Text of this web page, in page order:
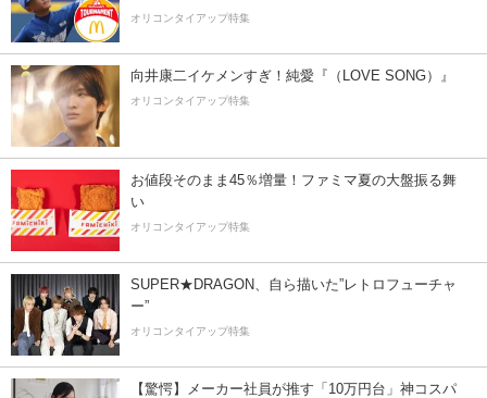
オリコンタイアップ特集
向井康二イケメンすぎ！純愛『（LOVE SONG）』
オリコンタイアップ特集
お値段そのまま45％増量！ファミマ夏の大盤振る舞
い
オリコンタイアップ特集
SUPER★DRAGON、自ら描いた”レトロフューチャ
ー”
オリコンタイアップ特集
【驚愕】メーカー社員が推す「10万円台」神コスパ